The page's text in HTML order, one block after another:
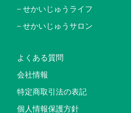
せかいじゅうライフ
せかいじゅうサロン
よくある質問
会社情報
特定商取引法の表記
個人情報保護方針